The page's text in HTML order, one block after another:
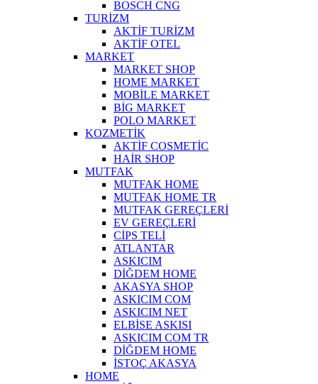
BOSCH CNG
TURİZM
AKTİF TURİZM
AKTİF OTEL
MARKET
MARKET SHOP
HOME MARKET
MOBİLE MARKET
BİG MARKET
POLO MARKET
KOZMETİK
AKTİF COSMETİC
HAİR SHOP
MUTFAK
MUTFAK HOME
MUTFAK HOME TR
MUTFAK GEREÇLERİ
EV GEREÇLERİ
CİPS TELİ
ATLANTAR
ASKICIM
DİĞDEM HOME
AKASYA SHOP
ASKICIM COM
ASKICIM NET
ELBİSE ASKISI
ASKICIM COM TR
DİĞDEM HOME
İSTOÇ AKASYA
HOME